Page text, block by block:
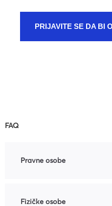
PRIJAVITE SE DA BI
FAQ
Pravne osobe
Fizičke osobe